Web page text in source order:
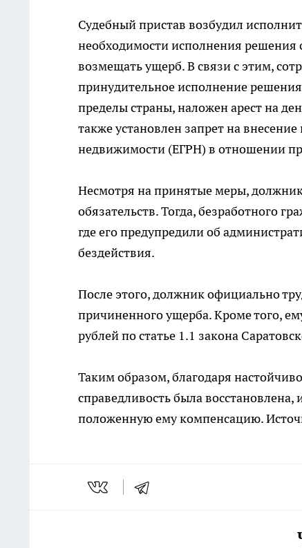
Судебный пристав возбудил
необходимости исполнения
возмещать ущерб. В связи с этим,
принудительное исполнение
пределы страны, наложен арест на
также установлен запрет на
недвижимости (ЕГРН) в отношении
Несмотря на принятые меры,
обязательств. Тогда, безработного
где его предупредили об
бездействия.
После этого, должник официально
причиненного ущерба. Кроме того,
рублей по статье 1.1 закона
Таким образом, благодаря
справедливость была
положенную ему компенсацию.